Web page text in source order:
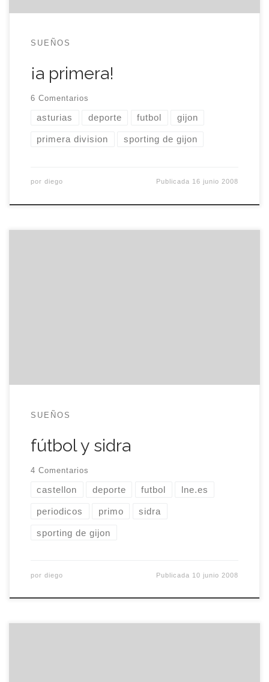
SUEÑOS
¡a primera!
6 Comentarios
asturias deporte futbol gijon
primera division sporting de gijon
por diego Publicada 16 junio 2008
SUEÑOS
fútbol y sidra
4 Comentarios
castellon deporte futbol lne.es
periodicos primo sidra
sporting de gijon
por diego Publicada 10 junio 2008